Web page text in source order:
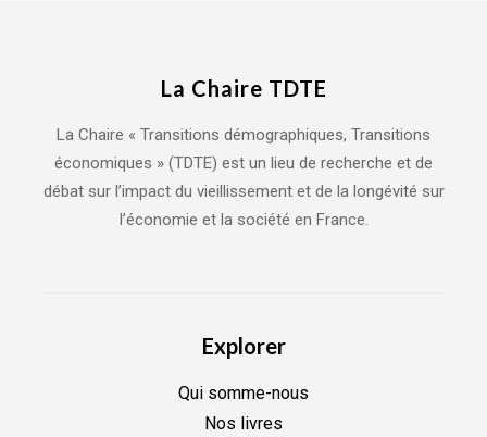
La Chaire TDTE
La Chaire « Transitions démographiques, Transitions
économiques » (TDTE) est un lieu de recherche et de
débat sur l’impact du vieillissement et de la longévité sur
l’économie et la société en France.
Explorer
Qui somme-nous
Nos livres